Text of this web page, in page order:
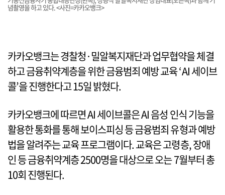
념촬영을 하고 있다. <사진=카카오뱅크>
카카오뱅크는 경찰청·밀알복지재단과 업무협약을 체결
하고 금융취약계층을 위한 금융범죄 예방 교육 ‘AI 세이브
콜’을 진행한다고 15일 밝혔다.
카카오뱅크에 따르면 AI 세이브콜은 AI 음성 인식 기능을
활용한 통화를 통해 보이스피싱 등 금융범죄 유형과 예방
법을 알려주는 교육 프로그램이다. 교육은 고령층, 장애
인 등 금융취약계층 2500명을 대상으로 오는 7월부터 총
10회 진행된다.